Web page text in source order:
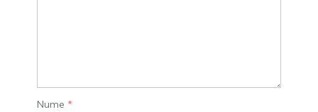
Nume *